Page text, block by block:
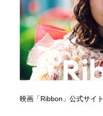
映画「Ribbon」公式サイト